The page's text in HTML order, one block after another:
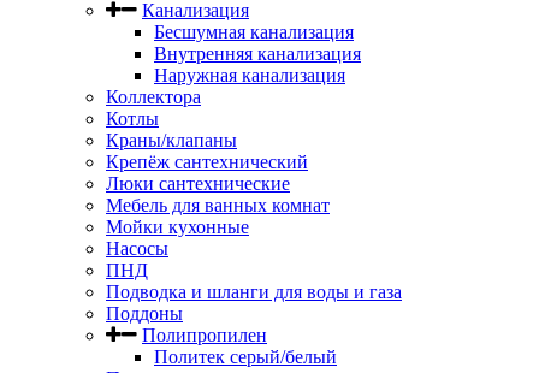
Канализация
Бесшумная канализация
Внутренняя канализация
Наружная канализация
Коллектора
Котлы
Краны/клапаны
Крепёж сантехнический
Люки сантехнические
Мебель для ванных комнат
Мойки кухонные
Насосы
ПНД
Подводка и шланги для воды и газа
Поддоны
Полипропилен
Политек серый/белый